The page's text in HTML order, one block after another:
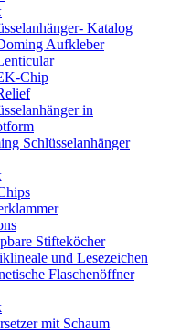
Katalog
Aufkleber
Chip
in
Schlüsselanhänger
Stifteköcher
und Lesezeichen
Flaschenöffner
mit Schaum